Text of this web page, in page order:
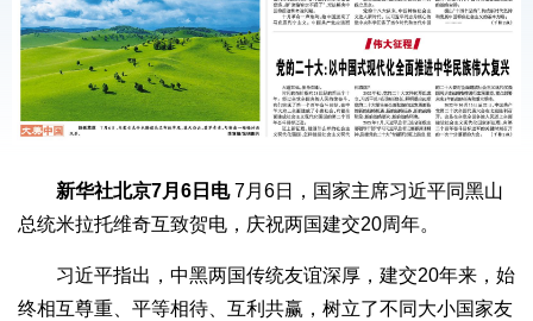
新华社北京7月6日电7月6日，国家主席习近平同黑山
总统米拉托维奇互致贺电，庆祝两国建交20周年。
习近平指出，中黑两国传统友谊深厚，建交20年来，始
终相互尊重、平等相待、互利共赢，树立了不同大小国家友